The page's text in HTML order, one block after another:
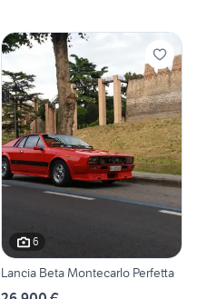
6
Lancia Beta Montecarlo Perfetta